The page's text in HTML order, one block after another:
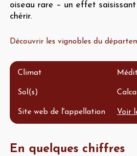
oiseau rare – un effet
chérir.
Découvrir les vignobles du
Climat
Sol(s)
Site web de l'appellation Voir
En quelques chiffres